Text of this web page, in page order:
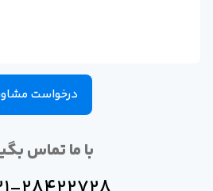
درخواست مشاوره
با ما تماس بگیرید